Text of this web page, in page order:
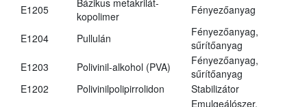
E1205
kopolimer
Fényezőanyag
E1204 Pullulán
Fényezőanyag,
sűrítőanyag
E1203
Polivinil-alkohol (PVA)
Fényezőanyag,
sűrítőanyag
E1202
Polivinilpolipirrolidon Stabilizátor
Emulgeálószer,